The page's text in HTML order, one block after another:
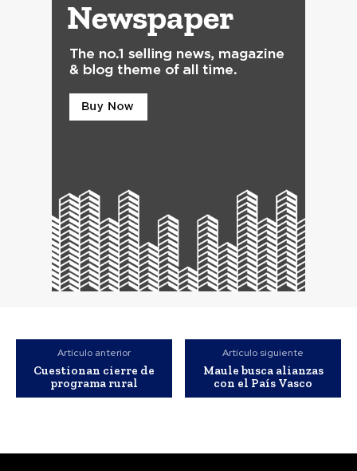
Artículo anterior
Cuestionan cierre de
programa rural
Artículo siguiente
Maule busca alianzas
con el País Vasco